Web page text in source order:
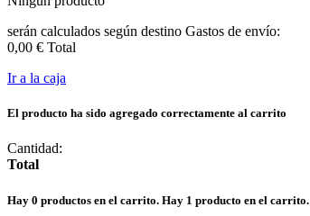
serán calculados según destino Gastos de envío:
0,00 € Total
Ir a la caja
El producto ha sido agregado correctamente al carrito
Cantidad:
Total
Hay 0 productos en el carrito. Hay 1 producto en el carrito.